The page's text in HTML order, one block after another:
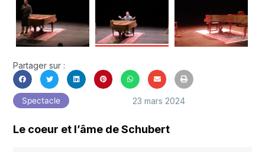
Partager sur :
Spectacle 23 mars 2024
Le coeur et l’âme de Schubert